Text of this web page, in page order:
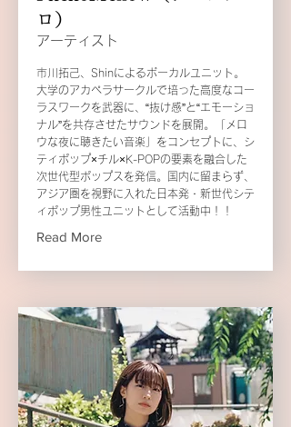
ロ）
アーティスト
市川拓己、Shinによるボーカルユニット。
大学のアカペラサークルで培った高度なコー
ラスワークを武器に、“抜け感”と“エモーショ
ナル”を共存させたサウンドを展開。「メロ
ウな夜に聴きたい音楽」をコンセプトに、シ
ティポップ×チル×K-POPの要素を融合した
次世代型ポップスを発信。国内に留まらず、
アジア圏を視野に入れた日本発・新世代シテ
ィポップ男性ユニットとして活動中！！
Read More